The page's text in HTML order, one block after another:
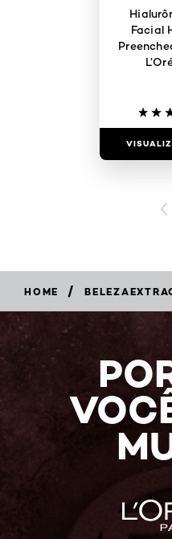
Facial
HOME /